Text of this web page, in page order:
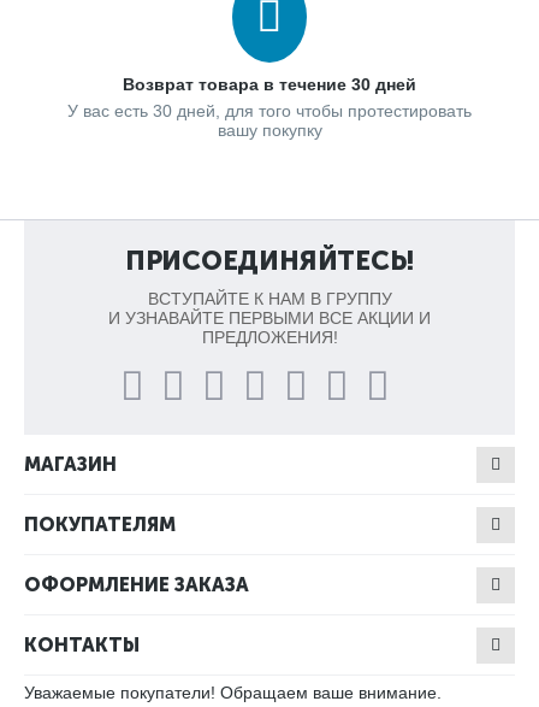
Возврат товара в течение 30 дней
У вас есть 30 дней, для того чтобы протестировать
вашу покупку
ПРИСОЕДИНЯЙТЕСЬ!
ВСТУПАЙТЕ К НАМ В ГРУППУ
И УЗНАВАЙТЕ ПЕРВЫМИ ВСЕ АКЦИИ И
ПРЕДЛОЖЕНИЯ!
МАГАЗИН
ПОКУПАТЕЛЯМ
ОФОРМЛЕНИЕ ЗАКАЗА
КОНТАКТЫ
Уважаемые покупатели! Обращаем ваше внимание.